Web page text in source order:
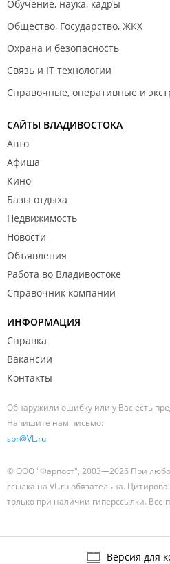
Обучение, наука, кадры
Общество, Государство, ЖКХ
Охрана и безопасность
Связь и IT технологии
Справочные, оперативные и
САЙТЫ ВЛАДИВОСТОКА
Авто
Афиша
Кино
Базы отдыха
Недвижимость
Новости
Объявления
Работа во Владивостоке
Справочник компаний
ИНФОРМАЦИЯ
Справка
Вакансии
Контакты
Обнаружили ошибку или у Вас есть
Напишите нам письмо:
spr@VL.ru
© ООО "Фарпост", 2003—2026 При
ссылка на VL.ru обязательна.
только при наличии гиперссылки.
Версия для